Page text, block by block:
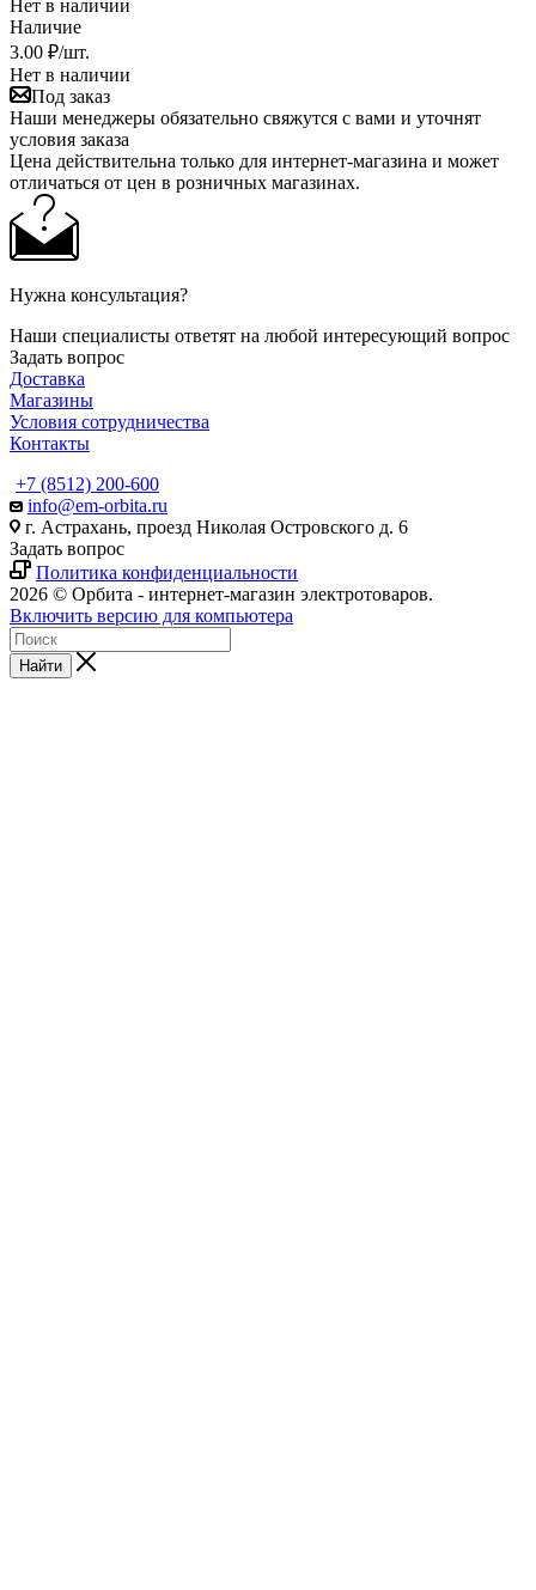
Нет в наличии
Наличие
3.00 ₽/шт.
Нет в наличии
Под заказ
Наши менеджеры обязательно свяжутся с вами и уточнят
условия заказа
Цена действительна только для интернет-магазина и может
отличаться от цен в розничных магазинах.
Нужна консультация?
Наши специалисты ответят на любой интересующий вопрос
Задать вопрос
Доставка
Магазины
Условия сотрудничества
Контакты
+7 (8512) 200-600
info@em-orbita.ru
г. Астрахань, проезд Николая Островского д. 6
Задать вопрос
Политика конфиденциальности
2026 © Орбита - интернет-магазин электротоваров.
Включить версию для компьютера
Найти